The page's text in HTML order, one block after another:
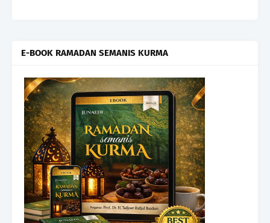
E-BOOK RAMADAN SEMANIS KURMA